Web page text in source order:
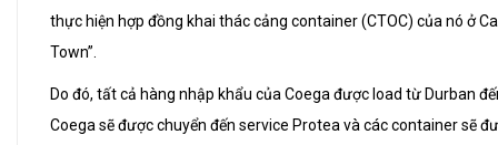
thực hiện hợp đồng khai thác cảng container (CTOC) của nó ở
Town”.
Do đó, tất cả hàng nhập khẩu của Coega được load từ Durban
Coega sẽ được chuyển đến service Protea và các container sẽ